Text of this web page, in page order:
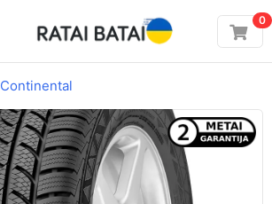
0
Continental